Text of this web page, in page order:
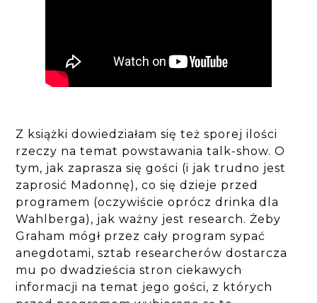
Z książki dowiedziałam się też sporej ilości
rzeczy na temat powstawania talk-show. O
tym, jak zaprasza się gości (i jak trudno jest
zaprosić Madonnę), co się dzieje przed
programem (oczywiście oprócz drinka dla
Wahlberga), jak ważny jest research. Żeby
Graham mógł przez cały program sypać
anegdotami, sztab researcherów dostarcza
mu po dwadzieścia stron ciekawych
informacji na temat jego gości, z których